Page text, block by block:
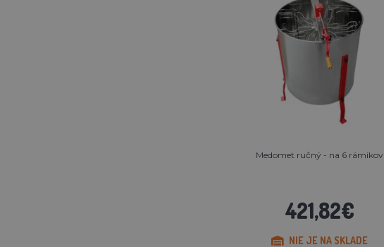
Medomet ručný - na 6 rámikov
421,82€
NIE JE NA SKLADE